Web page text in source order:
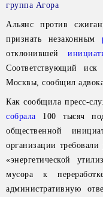
группа Агора
Альянс против
признать незаконным
отклонившей
Соответствующий
Москвы, сообщил
Как сообщила пресс-
собрала 100 тысяч
общественной
организации
«энергетической
мусора к
административную